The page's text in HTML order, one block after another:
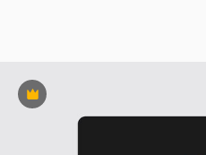
Premium